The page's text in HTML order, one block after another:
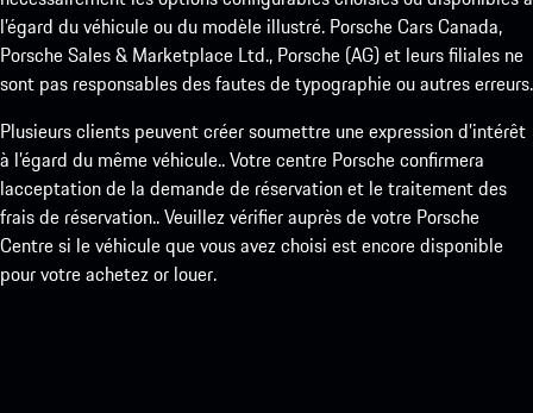
l’égard du véhicule ou du modèle illustré. Porsche Cars Canada,
Porsche Sales & Marketplace Ltd., Porsche (AG) et leurs filiales ne
sont pas responsables des fautes de typographie ou autres erreurs.
Plusieurs clients peuvent créer soumettre une expression d’intérêt
à l’égard du même véhicule.. Votre centre Porsche confirmera
lacceptation de la demande de réservation et le traitement des
frais de réservation.. Veuillez vérifier auprès de votre Porsche
Centre si le véhicule que vous avez choisi est encore disponible
pour votre achetez or louer.